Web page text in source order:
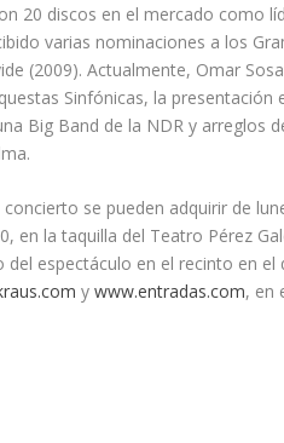
20 discos en el mercado como
varias nominaciones a los
(2009). Actualmente, Omar
Sinfónicas, la
Big Band de la NDR y arreglos
.
se pueden adquirir de
en la taquilla del Teatro Pérez
del espectáculo en el recinto en
ywww.entradas.com, en